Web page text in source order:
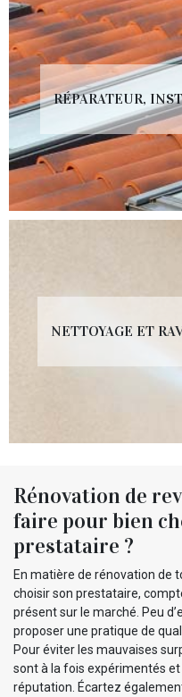
RÉPARATEUR,
NETTOYAGE ET
Rénovation de
faire pour bien
prestataire ?
En matière de rénovation de
choisir son prestataire,
présent sur le marché. Peu
proposer une pratique de
Pour éviter les mauvaises
sont à la fois expérimentés
réputation. Écartez